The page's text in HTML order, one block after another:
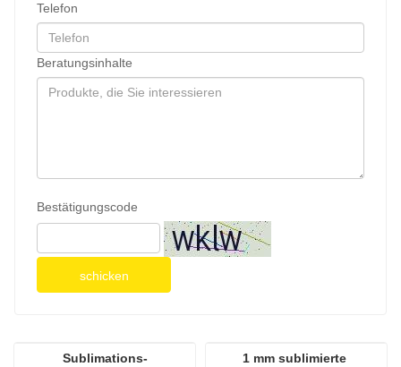
Telefon
Beratungsinhalte
Bestätigungscode
schicken
Sublimations-
1 mm sublimierte